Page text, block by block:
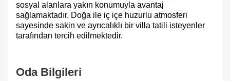
sosyal alanlara yakın konumuyla avantaj
sağlamaktadır. Doğa ile iç içe huzurlu atmosferi
sayesinde sakin ve ayrıcalıklı bir villa tatili isteyenler
tarafından tercih edilmektedir.
Oda Bilgileri